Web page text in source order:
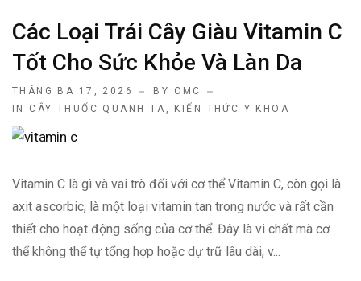
Các Loại Trái Cây Giàu Vitamin C
Tốt Cho Sức Khỏe Và Làn Da
THÁNG BA 17, 2026
BY OMC
IN CÂY THUỐC QUANH TA , KIẾN THỨC Y KHOA
Vitamin C là gì và vai trò đối với cơ thể Vitamin C, còn gọi là
axit ascorbic, là một loại vitamin tan trong nước và rất cần
thiết cho hoạt động sống của cơ thể. Đây là vi chất mà cơ
thể không thể tự tổng hợp hoặc dự trữ lâu dài, v...